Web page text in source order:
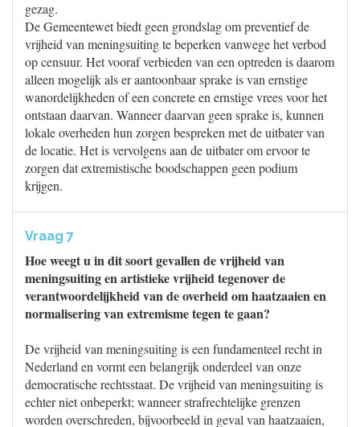
gezag.
De Gemeentewet biedt geen grondslag om preventief de
vrijheid van meningsuiting te beperken vanwege het verbod
op censuur. Het vooraf verbieden van een optreden is daarom
alleen mogelijk als er aantoonbaar sprake is van ernstige
wanordelijkheden of een concrete en ernstige vrees voor het
ontstaan daarvan. Wanneer daarvan geen sprake is, kunnen
lokale overheden hun zorgen bespreken met de uitbater van
de locatie. Het is vervolgens aan de uitbater om ervoor te
zorgen dat extremistische boodschappen geen podium
krijgen.
Vraag 7
Hoe weegt u in dit soort gevallen de vrijheid van
meningsuiting en artistieke vrijheid tegenover de
verantwoordelijkheid van de overheid om haatzaaien en
normalisering van extremisme tegen te gaan?
De vrijheid van meningsuiting is een fundamenteel recht in
Nederland en vormt een belangrijk onderdeel van onze
democratische rechtsstaat. De vrijheid van meningsuiting is
echter niet onbeperkt; wanneer strafrechtelijke grenzen
worden overschreden, bijvoorbeeld in geval van haatzaaien,